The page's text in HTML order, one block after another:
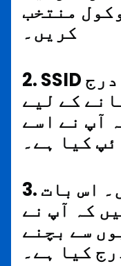
منتخب
کریں۔
2. SSID یا نیٹ ورک کا نام درج
کے لیے
آپ نے اسے
کیا ہے۔
3. پاس ورڈ درج کریں۔ اس بات
کہ آپ نے
سے بچنے
کیا ہے۔